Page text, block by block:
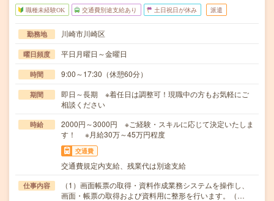
職種未経験OK 交通費別途支給あり 土日祝日が休み 派遣
勤務地 川崎市川崎区
曜日頻度 平日月曜日～金曜日
時間 9:00～17:30（休憩60分）
期間
即日～長期 ※着任日は調整可！現職中の方もお気軽にご
相談ください
時給
2000円～3000円 ※ご経験・スキルに応じて決定いたしま
す！ ※月給30万～45万円程度
交通費
交通費規定内支給、残業代は別途支給
仕事内容
（1）画面帳票の取得・資料作成業務システムを操作し、
画面・帳票の取得および資料用に整形を行います。（…